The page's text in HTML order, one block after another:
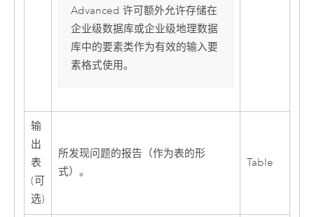
Advanced 许可额外允许存储在
企业级数据库或企业级地理数据
库中的要素类作为有效的输入要
素格式使用。
输
出
表
(可
选)
所发现问题的报告（作为表的形
式）。
Table